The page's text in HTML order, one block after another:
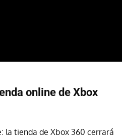
online de Xbox
la tienda de Xbox 360 cerrará